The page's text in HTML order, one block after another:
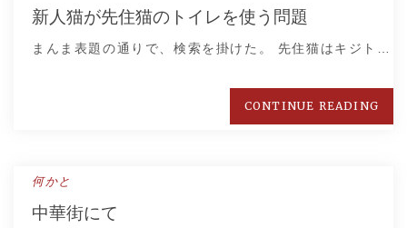
新人猫が先住猫のトイレを使う問題
まんま表題の通りで、検索を掛けた。 先住猫はキジト…
CONTINUE READING
何かと
中華街にて